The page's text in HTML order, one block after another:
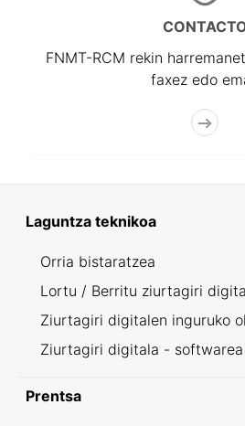
FNMT-RCM rekin
faxez edo
Laguntza teknikoa
Orria bistaratzea
Lortu / Berritu ziurtagiri
Ziurtagiri digitalen inguruko
Ziurtagiri digitala -
Prentsa